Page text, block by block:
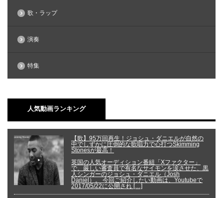
歌・ラップ
演奏
特集
人気動画ランキング
【歌】95万回再生！ジョシュ・ダニエルが自然の
中でしずかに圧倒的な歌唱力で心打つSkimming
Stonesが最高！
英国の人気オーディション番組「Xファクター」
で、厳しい審査員で有名なサイモンを涙させた、黒
人シンガーのジョシュ・ダニエル（Josh
Daniel）。 今回ご紹介したい動画は、Youtubeで
2017/05/22に公開され […]